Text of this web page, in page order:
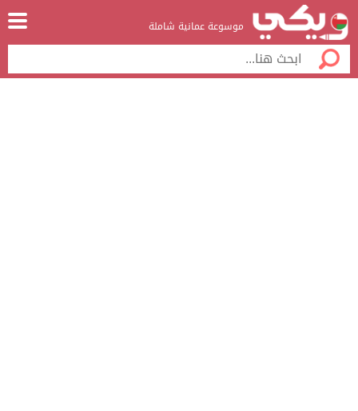
موسوعة عمانية شاملة